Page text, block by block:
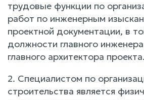
трудовые функции по
работ по инженерным
проектной документации, в
должности главного
главного архитектора проекта.
2. Специалистом по
строительства является